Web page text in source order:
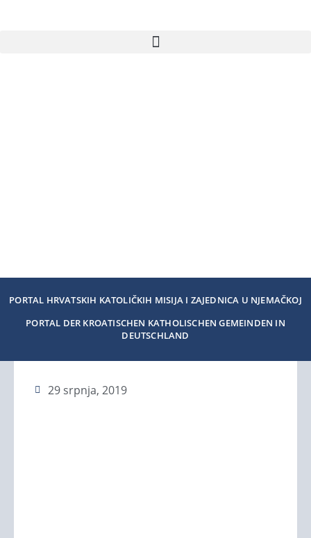
PORTAL HRVATSKIH KATOLIČKIH MISIJA I ZAJEDNICA U NJEMAČKOJ
PORTAL DER KROATISCHEN KATHOLISCHEN GEMEINDEN IN
DEUTSCHLAND
29 srpnja, 2019